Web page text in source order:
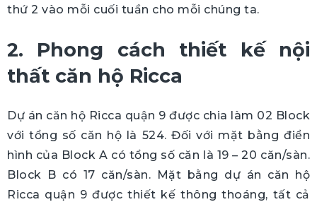
thứ 2 vào mỗi cuối tuần cho mỗi chúng ta.
2. Phong cách thiết kế nội
thất căn hộ Ricca
Dự án căn hộ Ricca quận 9 được chia làm 02 Block
với tổng số căn hộ là 524. Đối với mặt bằng điển
hình của Block A có tổng số căn là 19 – 20 căn/sàn.
Block B có 17 căn/sàn. Mặt bằng dự án căn hộ
Ricca quận 9 được thiết kế thông thoáng, tất cả